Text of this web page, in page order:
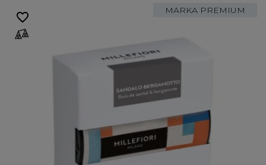
MARKA PREMIUM
favorite_border